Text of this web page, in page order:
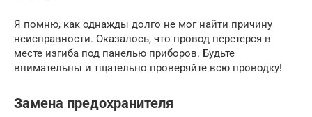
Я помню, как однажды долго не мог найти причину
неисправности. Оказалось, что провод перетерся в
месте изгиба под панелью приборов. Будьте
внимательны и тщательно проверяйте всю проводку!
Замена предохранителя